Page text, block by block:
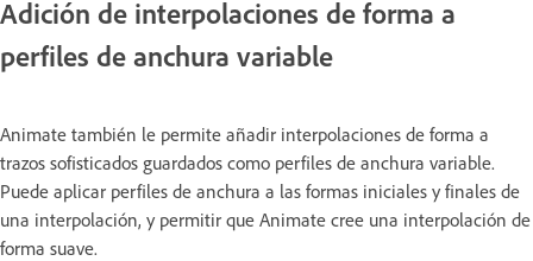
Adición de interpolaciones de forma a
perfiles de anchura variable
Animate también le permite añadir interpolaciones de forma a
trazos sofisticados guardados como perfiles de anchura variable.
Puede aplicar perfiles de anchura a las formas iniciales y finales de
una interpolación, y permitir que Animate cree una interpolación de
forma suave.